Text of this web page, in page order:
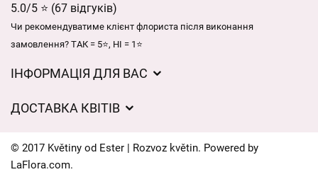
5.0/5 ⭐ (67 відгуків)
Чи рекомендуватиме клієнт флориста після виконання
замовлення? ТАК = 5⭐, НІ = 1⭐
ІНФОРМАЦІЯ ДЛЯ ВАС
Захист персональних даних
Час доставки квітів – огляд можливостей
ДОСТАВКА КВІТІВ
Куди ми доставляємо квіти
© 2017 Květiny od Ester | Rozvoz květin. Powered by
LaFlora.com.